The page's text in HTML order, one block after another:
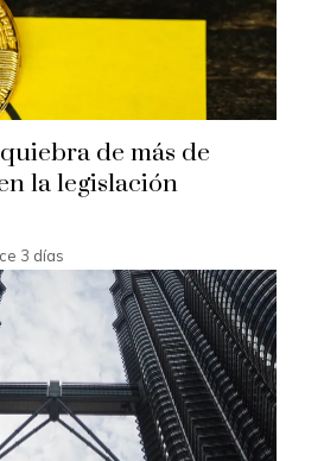
de más de
la legislación
3 días